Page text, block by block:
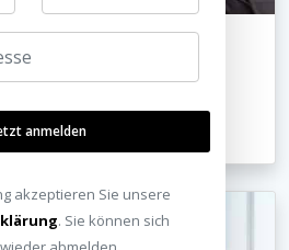
Heimkino für jedes Zimmer?
anmelden
akzeptieren Sie unsere
. Sie können sich